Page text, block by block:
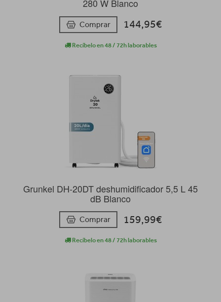
280 W Blanco
Comprar 144,95€
Recíbelo en 48 / 72h laborables
Grunkel DH-20DT deshumidificador 5,5 L 45
dB Blanco
Comprar 159,99€
Recíbelo en 48 / 72h laborables